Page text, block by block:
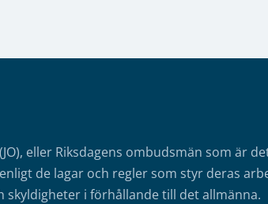
eller Riksdagens ombudsmän som är
de lagar och regler som styr deras
skyldigheter i förhållande till det allmänna.